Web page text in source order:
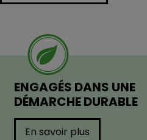
ENGAGÉS DANS UNE
DÉMARCHE DURABLE
En savoir plus